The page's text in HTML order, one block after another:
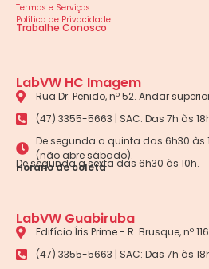
Termos e Serviços
Política de Privacidade
Trabalhe Conosco
LabVW HC Imagem
Rua Dr. Penido, nº 52. Andar
(47) 3355-5663 | SAC: Das 7h às
De segunda a quinta das 6h30 às
(não abre sábado).
Horário de coleta
De segunda a sexta das 6h30 às 10h.
LabVW Guabiruba
Edifício Íris Prime - R. Brusque, nº
(47) 3355-5663 | SAC: Das 7h às